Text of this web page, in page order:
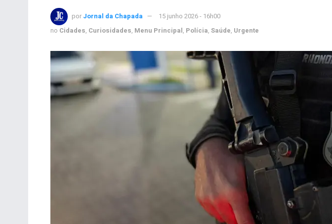
por Jornal da Chapada
15 junho 2026 - 16h00
no Cidades, Curiosidades, Menu Principal, Polícia, Saúde, Urgente